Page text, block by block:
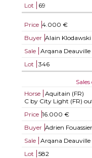
Lot
69
Price 4.000 €
Buyer Alain Klodawski
Sale
Arqana Deauville
Lot
346
Horse
Aquitain (FR)
C by City Light (FR)
Price 16.000 €
Buyer Adrien
Sale
Arqana
Lot
582